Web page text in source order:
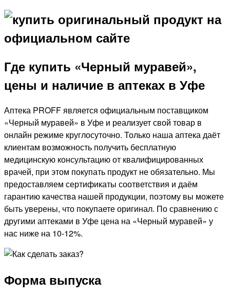
Где купить «Черный муравей»,
цены и наличие в аптеках в Уфе
Аптека PROFF является официальным поставщиком
«Черный муравей» в Уфе и реализует свой товар в
онлайн режиме круглосуточно. Только наша аптека даёт
клиентам возможность получить бесплатную
медицинскую консультацию от квалифицированных
врачей, при этом покупать продукт не обязательно. Мы
предоставляем сертификаты соответствия и даём
гарантию качества нашей продукции, поэтому вы можете
быть уверены, что покупаете оригинал. По сравнению с
другими аптеками в Уфе цена на «Черный муравей» у
нас ниже на 10-12%.
Форма выпуска